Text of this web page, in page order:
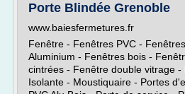
Porte Blindée Grenoble
www.baiesfermetures.fr
Fenêtre - Fenêtres PVC - Fenêtres
Aluminium - Fenêtres bois -
cintrées - Fenêtre double vitrage -
Isolante - Moustiquaire - Portes